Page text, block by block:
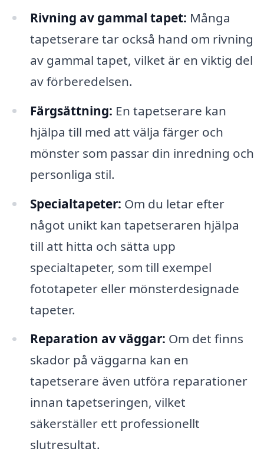
Rivning av gammal tapet: Många
tapetserare tar också hand om rivning
av gammal tapet, vilket är en viktig del
av förberedelsen.
Färgsättning: En tapetserare kan
hjälpa till med att välja färger och
mönster som passar din inredning och
personliga stil.
Specialtapeter: Om du letar efter
något unikt kan tapetseraren hjälpa
till att hitta och sätta upp
specialtapeter, som till exempel
fototapeter eller mönsterdesignade
tapeter.
Reparation av väggar: Om det finns
skador på väggarna kan en
tapetserare även utföra reparationer
innan tapetseringen, vilket
säkerställer ett professionellt
slutresultat.